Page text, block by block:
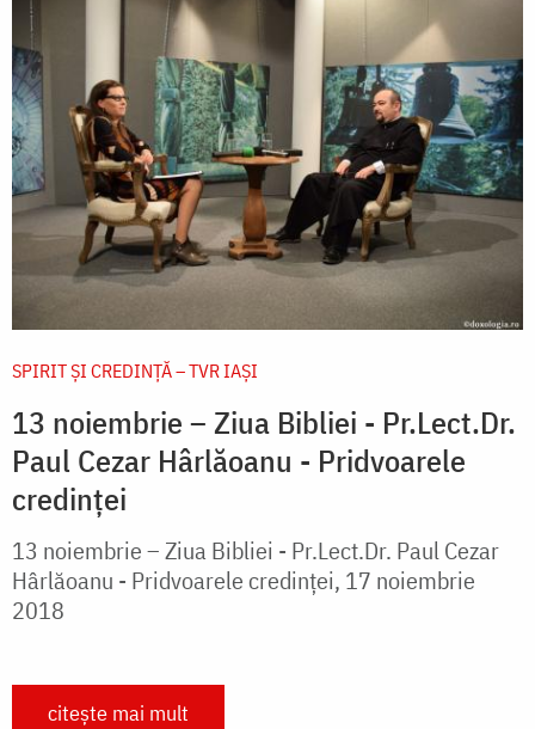
SPIRIT ȘI CREDINȚĂ – TVR IAȘI
13 noiembrie – Ziua Bibliei - Pr.Lect.Dr.
Paul Cezar Hârlăoanu - Pridvoarele
credinței
13 noiembrie – Ziua Bibliei - Pr.Lect.Dr. Paul Cezar
Hârlăoanu - Pridvoarele credinței, 17 noiembrie
2018
citește mai mult